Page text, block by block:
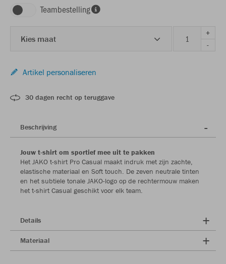
Teambestelling
Kies maat
+
-
Artikel personaliseren
30 dagen recht op teruggave
Beschrijving
Jouw t-shirt om sportief mee uit te pakken
Het JAKO t-shirt Pro Casual maakt indruk met zijn zachte,
elastische materiaal en Soft touch. De zeven neutrale tinten
en het subtiele tonale JAKO-logo op de rechtermouw maken
het t-shirt Casual geschikt voor elk team.
Details
Materiaal